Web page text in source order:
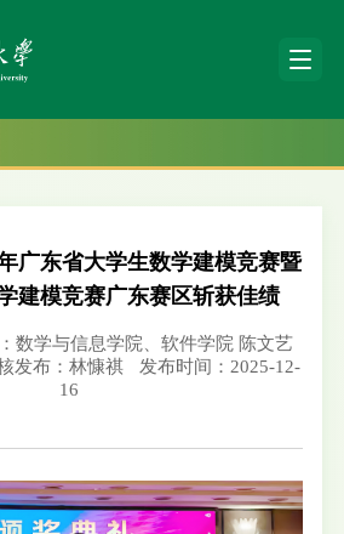
广东省大学生数学建模竞赛暨
建模竞赛广东赛区斩获佳绩
数学与信息学院、软件学院 陈文艺
发布：林慷祺
发布时间：2025-12-
16